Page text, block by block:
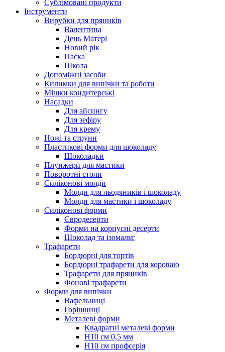
Сублімовані продукти
Інструменти
Вирубки для пряників
Валентина
День Матері
Новий рік
Паска
Школа
Допоміжні засоби
Килимки для випічки та роботи
Мішки кондитерські
Насадки
Для айсингу
Для зефіру
Для крему
Ножі та струни
Пластикові форми для шоколаду
Шоколадки
Плунжери для мастики
Поворотні столи
Силіконові молди
Молди для льодяників і шоколаду
Молди для мастики і шоколаду
Силіконові форми
Євродесерти
Форми на корпусні десерти
Шоколад та ізомальт
Трафарети
Бордюрні для тортів
Бордюрні трафарети для короваю
Трафарети для пряників
Фонові трафарети
Форми для випічки
Вафельниці
Горішниці
Металеві форми
Квадратні металеві форми
Н10 см 0,5 мм
Н10 см профсерія